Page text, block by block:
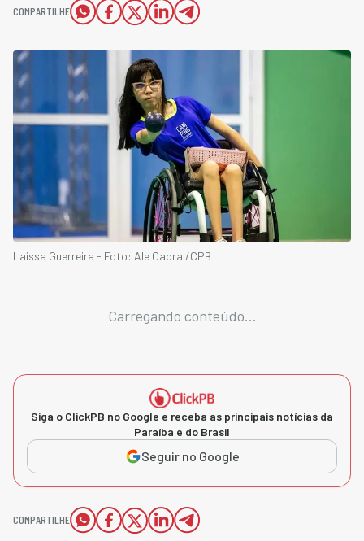
COMPARTILHE
Laissa Guerreira - Foto: Ale Cabral/CPB
Carregando conteúdo...
Siga o ClickPB no Google e receba as principais notícias da
Paraíba e do Brasil
Seguir no Google
COMPARTILHE